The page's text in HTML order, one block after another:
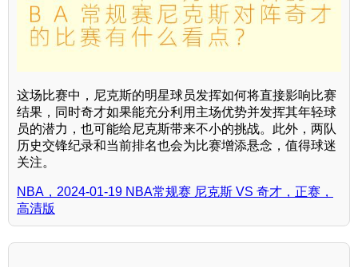
这场比赛中，尼克斯的明星球员发挥如何将直接影响比赛
结果，同时奇才如果能充分利用主场优势并发挥其年轻球
员的潜力，也可能给尼克斯带来不小的挑战。此外，两队
历史交锋纪录和当前排名也会为比赛增添悬念，值得球迷
关注。
NBA，2024-01-19 NBA常规赛 尼克斯 VS 奇才，正赛，
高清版